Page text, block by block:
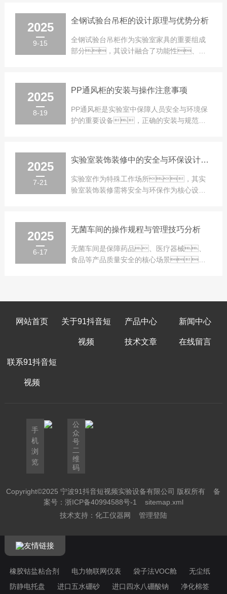
2025
9-15
全钢试验台吊柜的设计原理与优势分析
全钢试验台吊柜作为实验室家具的重要组成
部分，其设计融合了功能性、安
2025
8-19
PP通风柜的安装与操作注意事项
PP通风柜是实验室中保障人员安全与环境保
护的重要设备，正确的安装与规范的
2025
7-21
实验室装饰装修中的安全与环保设计要点
实验室作为特殊工作场所，其实
验室装饰装修需将安全与环保作为核心设计
2025
6-17
无菌车间的操作规程与管理技巧分析
无菌车间是保障药品、医疗器械、
食品等产品质量安全的核心场景，
网站首页 关于91抖音短
视频
产品中心 新闻中心
技术文章 在线留言
联系91抖音短
视频
手
机
浏
览
公
众
号
二
维
码
Copyright©2025 宁波91抖音短视频实验设备有限公司 版权所有备
案号：浙ICP备40994588号-1
sitemap.xml
技术支持： 化工仪器网 管理登陆
友情链接
橡胶钴盐粘合剂 电力物联网仪表 袋子法VOC舱
无尘纸
防静电托盘
进口五水硼砂 进口四水八硼酸钠 净化棉签